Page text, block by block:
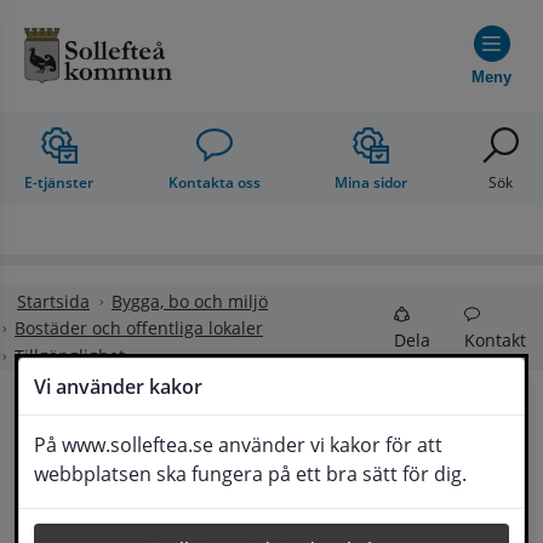
Vi använder kakor
På www.solleftea.se använder vi kakor för att
webbplatsen ska fungera på ett bra sätt för dig.
Meny
E-tjänster Kontakta oss Mina sidor Sök
Startsida
Bygga, bo och miljö
Bostäder och offentliga lokaler
Tillgänglighet
Dela Kontakt
Tillgänglighet
Kommunfullmäktige fastställde 2012 ett antal